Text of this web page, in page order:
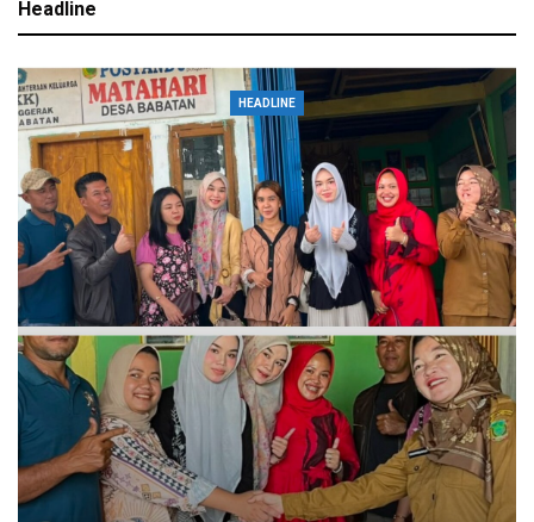
Headline
HEADLINE